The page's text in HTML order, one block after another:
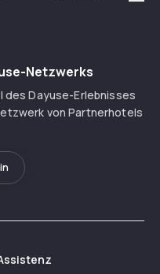
Netzwerks
des Dayuse-Erlebnisses
von Partnerhotels